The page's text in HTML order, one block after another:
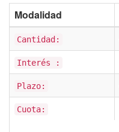
Modalidad
Cantidad:
Interés :
Plazo:
Cuota: